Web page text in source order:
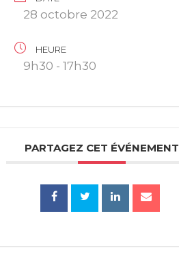
28 octobre 2022
HEURE
9h30 - 17h30
PARTAGEZ CET ÉVÉNEMENT